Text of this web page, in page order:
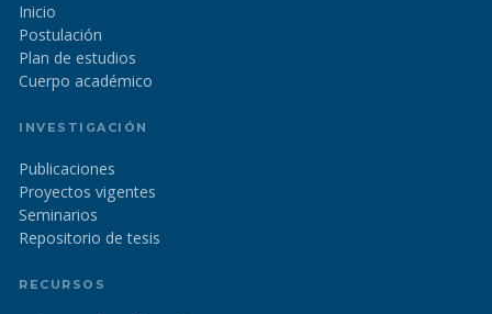
Inicio
Postulación
Plan de estudios
Cuerpo académico
INVESTIGACIÓN
Publicaciones
Proyectos vigentes
Seminarios
Repositorio de tesis
RECURSOS